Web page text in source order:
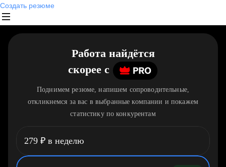
Создать резюме
Работа найдётся
скорее c
Поднимем резюме, напишем сопроводительные,
откликнемся за вас в выбранные компании и покажем
статистику по конкурентам
279 ₽ в неделю